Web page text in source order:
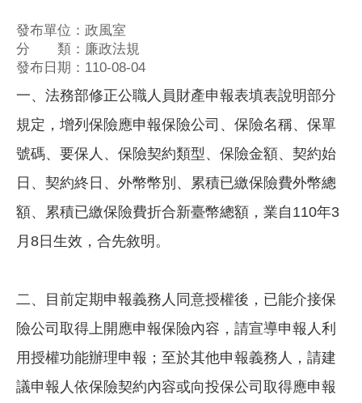
發布單位：政風室
分 類：廉政法規
發布日期：110-08-04
一、法務部修正公職人員財產申報表填表說明部分
規定，增列保險應申報保險公司、保險名稱、保單
號碼、要保人、保險契約類型、保險金額、契約始
日、契約終日、外幣幣別、累積已繳保險費外幣總
額、累積已繳保險費折合新臺幣總額，業自110年3
月8日生效，合先敘明。
二、目前定期申報義務人同意授權後，已能介接保
險公司取得上開應申報保險內容，請宣導申報人利
用授權功能辦理申報；至於其他申報義務人，請建
議申報人依保險契約內容或向投保公司取得應申報